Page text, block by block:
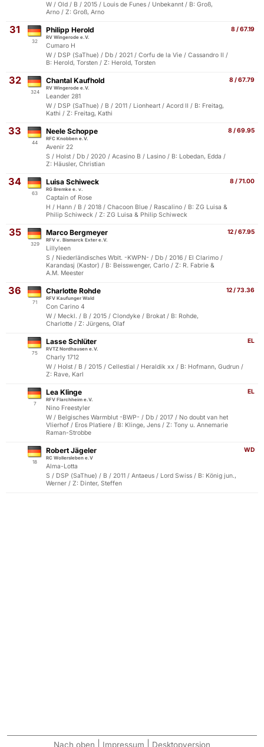
W / Old / B / 2015 / Louis de Funes / Unbekannt / B: Groß,
Arno / Z: Groß, Arno
31
32
8 / 67.19
Philipp Herold
RV Wingerode e.V.
Cumaro H
W / DSP (SaThue) / Db / 2021 / Corfu de la Vie / Cassandro II /
B: Herold, Torsten / Z: Herold, Torsten
32
324
8 / 67.79
Chantal Kaufhold
RV Wingerode e.V.
Leander 281
W / DSP (SaThue) / B / 2011 / Lionheart / Acord II / B: Freitag,
Kathi / Z: Freitag, Kathi
33
44
8 / 69.95
Neele Schoppe
RFC Knobben e.V.
Avenir 22
S / Holst / Db / 2020 / Acasino B / Lasino / B: Lobedan, Edda /
Z: Häusler, Christian
34
63
8 / 71.00
Luisa Schiweck
RG Bremke e. v.
Captain of Rose
H / Hann / B / 2018 / Chacoon Blue / Rascalino / B: ZG Luisa &
Philip Schiweck / Z: ZG Luisa & Philip Schiweck
35
329
12 / 67.95
Marco Bergmeyer
RFV v. Bismarck Exter e.V.
Lillyleen
S / Niederländisches Wblt. -KWPN- / Db / 2016 / El Clarimo /
Karandasj (Kastor) / B: Beisswenger, Carlo / Z: R. Fabrie &
A.M. Meester
36
71
12 / 73.36
Charlotte Rohde
RFV Kaufunger Wald
Con Carino 4
W / Meckl. / B / 2015 / Clondyke / Brokat / B: Rohde,
Charlotte / Z: Jürgens, Olaf
75
EL
Lasse Schlüter
RVTZ Nordhausen e.V.
Charly 1712
W / Holst / B / 2015 / Cellestial / Heraldik xx / B: Hofmann, Gudrun /
Z: Rave, Karl
7
EL
Lea Klinge
RFV Flarchheim e.V.
Nino Freestyler
W / Belgisches Warmblut -BWP- / Db / 2017 / No doubt van het
Vlierhof / Eros Platiere / B: Klinge, Jens / Z: Tony u. Annemarie
Raman-Strobbe
18
WD
Robert Jägeler
RC Wollersleben e.V
Alma-Lotta
S / DSP (SaThue) / B / 2011 / Antaeus / Lord Swiss / B: König jun.,
Werner / Z: Dinter, Steffen
Nach oben Impressum Desktopversion